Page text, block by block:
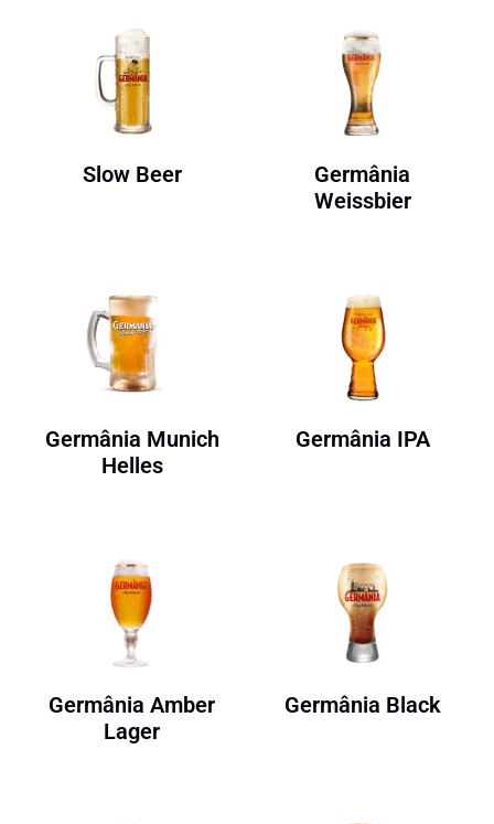
Slow Beer
Germânia
Weissbier
Germânia Munich
Helles
Germânia IPA
Germânia Amber
Lager
Germânia Black